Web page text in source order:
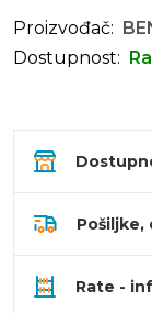
Proizvođač:
Dostupnost:
Rate -